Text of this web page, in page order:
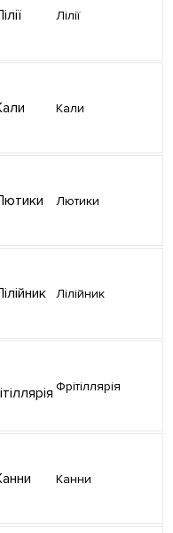
Лілії
Кали
Лютики
Лілійник
Фрітіллярія
Канни